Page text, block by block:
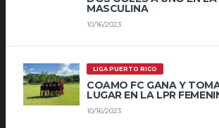
MASCULINA
10/16/2023
LIGA PUERTO RICO
COAMO FC GANA Y
LUGAR EN LA LPR
10/16/2023